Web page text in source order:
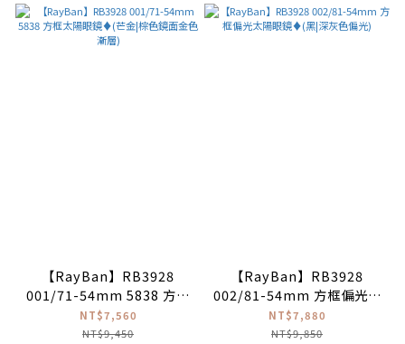
【RayBan】RB3928
001/71-54mm 5838 方框
太陽眼鏡♦(芒金|棕色鏡面
金色漸層)
NT$7,560
NT$9,450
【RayBan】RB3928
002/81-54mm 方框偏光太
陽眼鏡♦(黑|深灰色偏光)
NT$7,880
NT$9,850